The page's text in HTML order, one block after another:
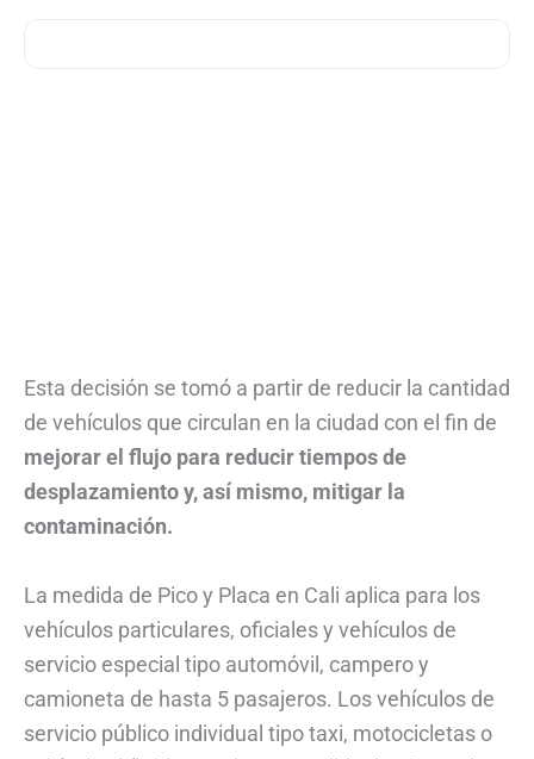
Esta decisión se tomó a partir de reducir la cantidad
de vehículos que circulan en la ciudad con el fin de
mejorar el flujo para reducir tiempos de
desplazamiento y, así mismo, mitigar la
contaminación.
La medida de Pico y Placa en Cali aplica para los
vehículos particulares, oficiales y vehículos de
servicio especial tipo automóvil, campero y
camioneta de hasta 5 pasajeros. Los vehículos de
servicio público individual tipo taxi, motocicletas o